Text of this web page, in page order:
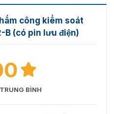
công kiểm soát
B (có pin lưu điện)
BÌNH